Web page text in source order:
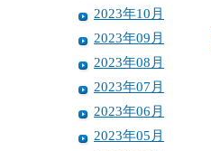
2023年10月
2023年09月
2023年08月
2023年07月
2023年06月
2023年05月